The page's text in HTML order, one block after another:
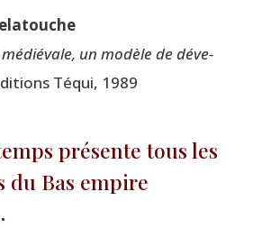
un modèle de déve­
Téqui, 1989
présente tous les
du Bas empire